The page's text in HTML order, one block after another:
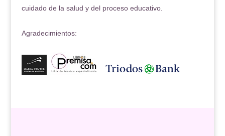
cuidado de la salud y del proceso educativo.
Agradecimientos: